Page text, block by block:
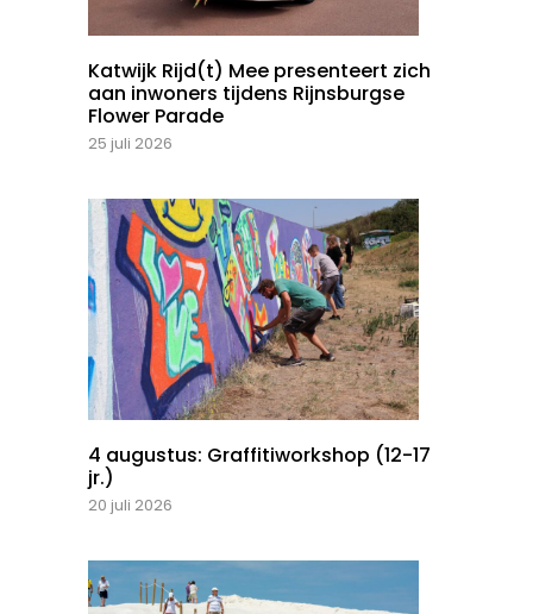
Katwijk Rijd(t) Mee presenteert zich
aan inwoners tijdens Rijnsburgse
Flower Parade
25 juli 2026
4 augustus: Graffitiworkshop (12-17
jr.)
20 juli 2026